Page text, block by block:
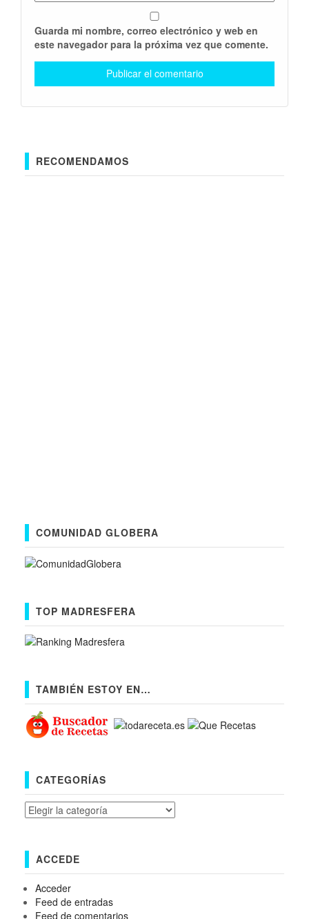
Guarda mi nombre, correo electrónico y web en
este navegador para la próxima vez que comente.
RECOMENDAMOS
COMUNIDAD GLOBERA
TOP MADRESFERA
TAMBIÉN ESTOY EN…
CATEGORÍAS
Categorías
ACCEDE
Acceder
Feed de entradas
Feed de comentarios